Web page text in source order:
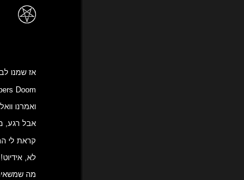
אז שמנו
Doom…
ואמרנו
אבל רגע,
קראת לי
לא, אידיוט!! אני אומר
מה שמשאיר